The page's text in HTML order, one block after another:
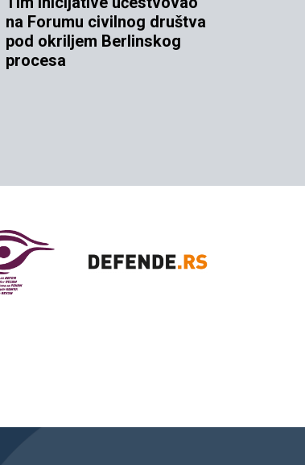
na Forumu civilnog društva
pod okriljem Berlinskog
procesa